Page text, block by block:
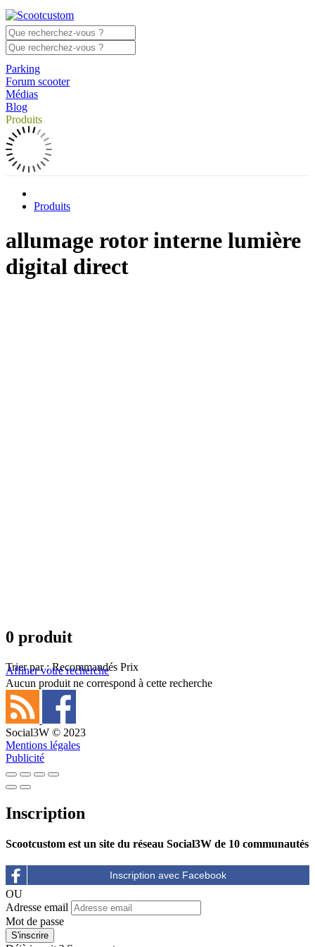
Parking
Forum scooter
Médias
Blog
Produits
Produits
allumage rotor interne lumière
digital direct
0 produit
Trier par : Recommandés Prix
Affiner votre recherche
Aucun produit ne correspond à cette recherche
Social3W © 2023
Mentions légales
Publicité
Inscription
Scootcustom est un site du réseau Social3W de 10 communautés
OU
Adresse email
Mot de passe